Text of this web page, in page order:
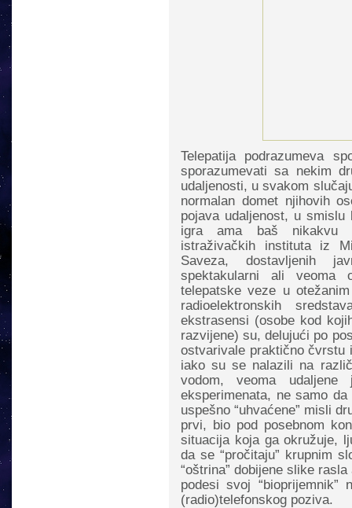
Telepatija podrazumeva
sporazumevati sa nekim
udaljenosti, u svakom
normalan domet njihovih
pojava udaljenost, u
igra ama baš nikakvu
istraživačkih instituta iz
Saveza, dostavljenih
spektakularni ali veoma
telepatske veze u
radioelektronskih
ekstrasensi (osobe kod
razvijene) su, delujući po
ostvarivale praktično čvrstu
iako su se nalazili na
vodom, veoma
eksperimenata, ne samo
uspešno “uhvaćene” misli
prvi, bio pod posebnom
situacija koja ga okružuje,
da se “pročitaju” krupnim
“oštrina” dobijene slike
podesi svoj “bioprijemnik”
(radio)telefonskog poziva.